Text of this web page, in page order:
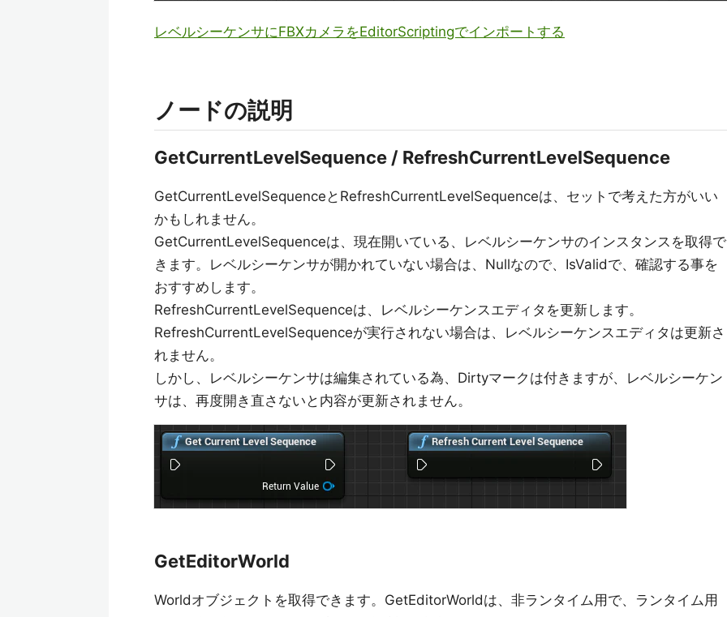
レベルシーケンサにFBXカメラをEditorScriptingでインポートする
ノードの説明
GetCurrentLevelSequence / RefreshCurrentLevelSequence
GetCurrentLevelSequenceとRefreshCurrentLevelSequenceは、セットで考えた方がいい
かもしれません。
GetCurrentLevelSequenceは、現在開いている、レベルシーケンサのインスタンスを取得で
きます。レベルシーケンサが開かれていない場合は、Nullなので、IsValidで、確認する事を
おすすめします。
RefreshCurrentLevelSequenceは、レベルシーケンスエディタを更新します。
RefreshCurrentLevelSequenceが実行されない場合は、レベルシーケンスエディタは更新さ
れません。
しかし、レベルシーケンサは編集されている為、Dirtyマークは付きますが、レベルシーケン
サは、再度開き直さないと内容が更新されません。
GetEditorWorld
Worldオブジェクトを取得できます。GetEditorWorldは、非ランタイム用で、ランタイム用